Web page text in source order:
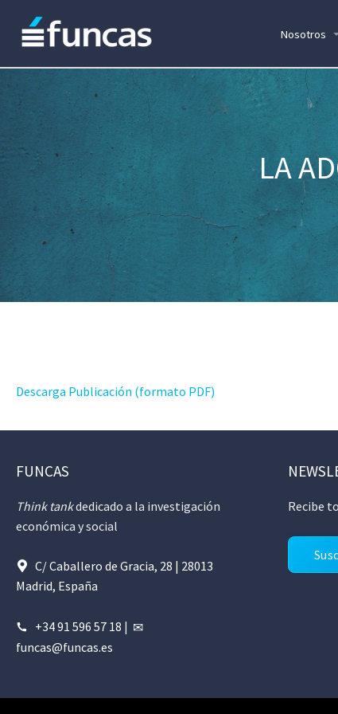
Nosotros
LA
Descarga Publicación (formato PDF)
FUNCAS
Think tankdedicado a la investigación
económica y social
C/ Caballero de Gracia, 28 | 28013
Madrid, España
+34 91 596 57 18 |
funcas@funcas.es
Recibe